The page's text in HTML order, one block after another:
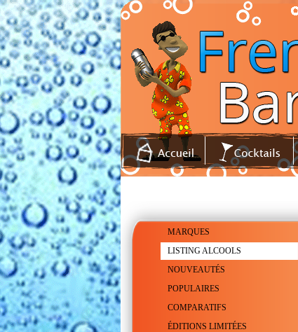
MARQUES
LISTING ALCOOLS
NOUVEAUTÉS
POPULAIRES
COMPARATIFS
ÉDITIONS LIMITÉES